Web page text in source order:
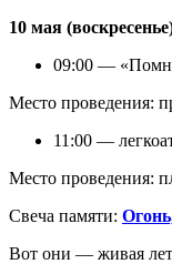
10 мая
09:00 —
Место проведения:
11:00 —
Место проведения:
Свеча памяти:
Вот они — живая